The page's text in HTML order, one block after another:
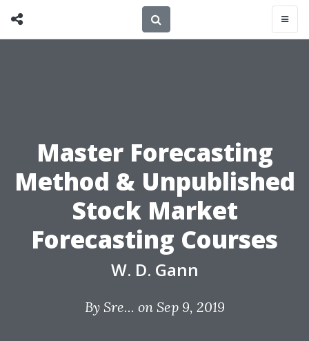
Master Forecasting
Method & Unpublished
Stock Market
Forecasting Courses
W. D. Gann
By Sre... on Sep 9, 2019